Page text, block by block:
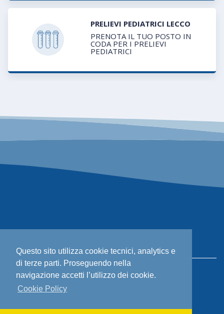
Questo sito utilizza cookie tecnici, analytics e
di terze parti. Proseguendo nella
navigazione accetti l’utilizzo dei cookie.
Cookie Policy
PRELIEVI PEDIATRICI LECCO
PRENOTA IL TUO POSTO IN
CODA PER I PRELIEVI
PEDIATRICI
Privacy policy
Cookie policy
Termini e condizioni